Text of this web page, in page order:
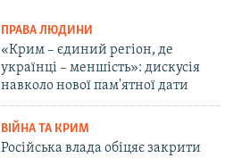
ПРАВА ЛЮДИНИ
«Крим – єдиний регіон, де
українці – меншість»: дискусія
навколо нової пам'ятної дати
ВІЙНА ТА КРИМ
Російська влада обіцяє закрити